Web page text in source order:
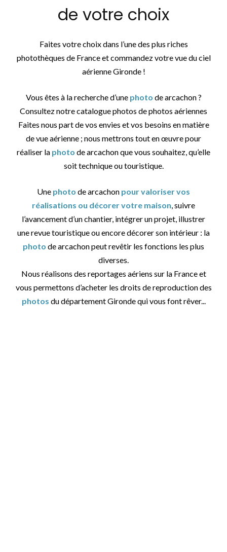
de votre choix
Faites votre choix dans l’une des plus riches
photothèques de France et commandez votre vue du ciel
aérienne Gironde !
Vous êtes à la recherche d’une photo de arcachon ?
Consultez notre catalogue photos de photos aériennes
Faites nous part de vos envies et vos besoins en matière
de vue aérienne ; nous mettrons tout en œuvre pour
réaliser la photo de arcachon que vous souhaitez, qu’elle
soit technique ou touristique.
Une photo de arcachon pour valoriser vos
réalisations ou décorer votre maison, suivre
l’avancement d’un chantier, intégrer un projet, illustrer
une revue touristique ou encore décorer son intérieur : la
photo de arcachon peut revêtir les fonctions les plus
diverses.
Nous réalisons des reportages aériens sur la France et
vous permettons d’acheter les droits de reproduction des
photos du département Gironde qui vous font rêver...